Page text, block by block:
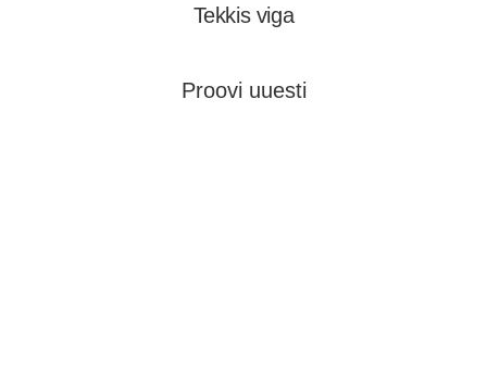
Tekkis viga
Proovi uuesti